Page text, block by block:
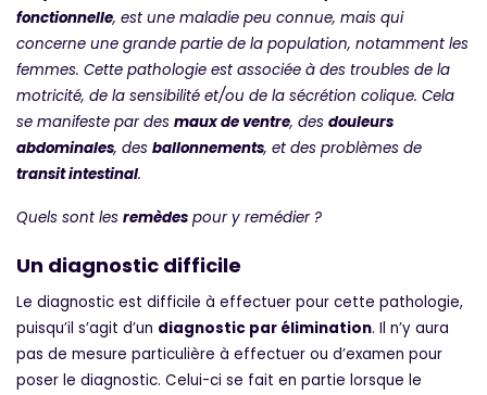
fonctionnelle, est une maladie peu connue, mais qui
concerne une grande partie de la population, notamment les
femmes. Cette pathologie est associée à des troubles de la
motricité, de la sensibilité et/ou de la sécrétion colique. Cela
se manifeste par des maux de ventre, des douleurs
abdominales, des ballonnements, et des problèmes de
transit intestinal.
Quels sont les remèdes pour y remédier ?
Un diagnostic difficile
Le diagnostic est difficile à effectuer pour cette pathologie,
puisqu’il s’agit d’un diagnostic par élimination. Il n’y aura
pas de mesure particulière à effectuer ou d’examen pour
poser le diagnostic. Celui-ci se fait en partie lorsque le